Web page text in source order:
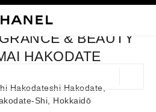
ค้นหาบูติค
บค้นหานี้
& BEAUTY MARUI IMAI
& BEAUTY
HAKODATE
Hakodateshi Hakodate,
Shi, Hokkaidō